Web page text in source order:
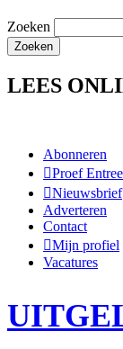
Zoeken
LEES
Abonneren
Proef Entree
Nieuwsbrief
Adverteren
Contact
Mijn profiel
Vacatures